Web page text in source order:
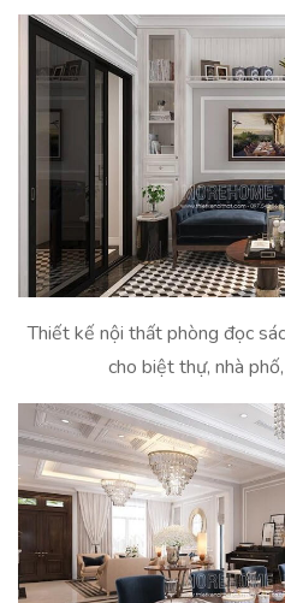
Thiết kế nội thất phòng đọc
cho biệt thự, nhà